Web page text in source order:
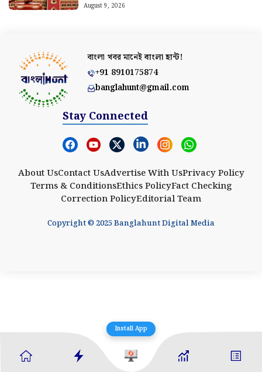
August 9, 2026
বাংলা খবর মানেইবাংলা হান্ট!
+91 8910175874
banglahunt@gmail.com
Stay Connected
About UsContact UsAdvertise With UsPrivacy Policy
Terms & ConditionsEthics PolicyFact Checking
Correction PolicyEditorial Team
Copyright © 2025 Banglahunt Digital Media
Install App